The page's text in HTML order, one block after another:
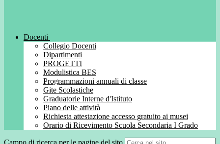
Docenti
Collegio Docenti
Dipartimenti
PROGETTI
Modulistica BES
Programmazioni annuali di classe
Gite Scolastiche
Graduatorie Interne d'Istituto
Piano delle attività
Richiesta attestazione accesso gratuito ai musei
Orario di Ricevimento Scuola Secondaria I Grado